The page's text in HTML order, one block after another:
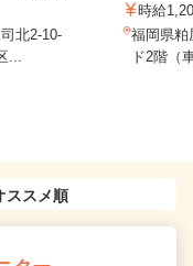
北2-10-
時給
福岡県粕
ド2階（